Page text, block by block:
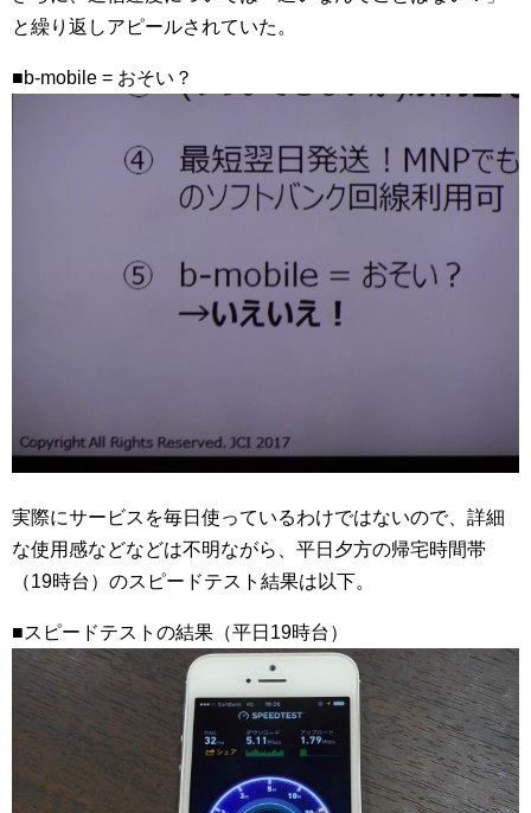
と繰り返しアピールされていた。
■b-mobile = おそい？
実際にサービスを毎日使っているわけではないので、詳細
な使用感などなどは不明ながら、平日夕方の帰宅時間帯
（19時台）のスピードテスト結果は以下。
■スピードテストの結果（平日19時台）